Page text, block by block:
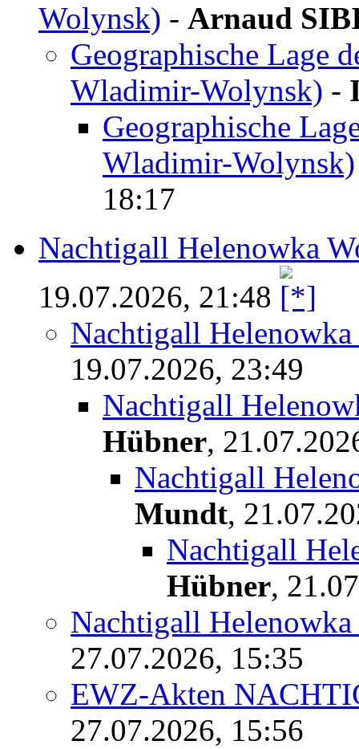
Wolynsk) - Arnaud
Geographische Lage
Wladimir-Wolynsk) -
Geographische
Wladimir-Wolynsk)
18:17
Nachtigall Helenowka
19.07.2026, 21:48
Nachtigall
19.07.2026, 23:49
Nachtigall
Hübner,
Nachtigall
Mundt,
Nachtigall
Hübner,
Nachtigall
27.07.2026, 15:35
EWZ-Akten
27.07.2026, 15:56